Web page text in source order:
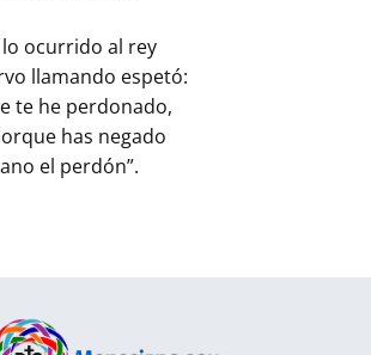
ocurrido al rey
llamando espetó:
te he perdonado,
has negado
el perdón”.